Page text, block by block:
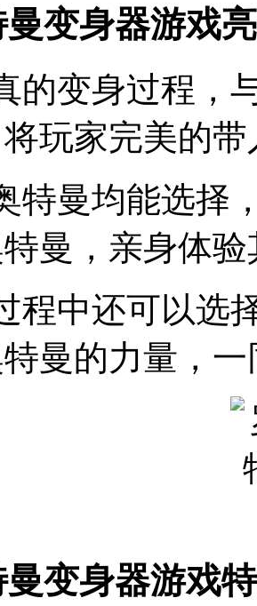
变身器游戏
的变身过程，
玩家完美的
特曼均能选择
曼，亲身体
程中还可以选
曼的力量，
变身器游戏